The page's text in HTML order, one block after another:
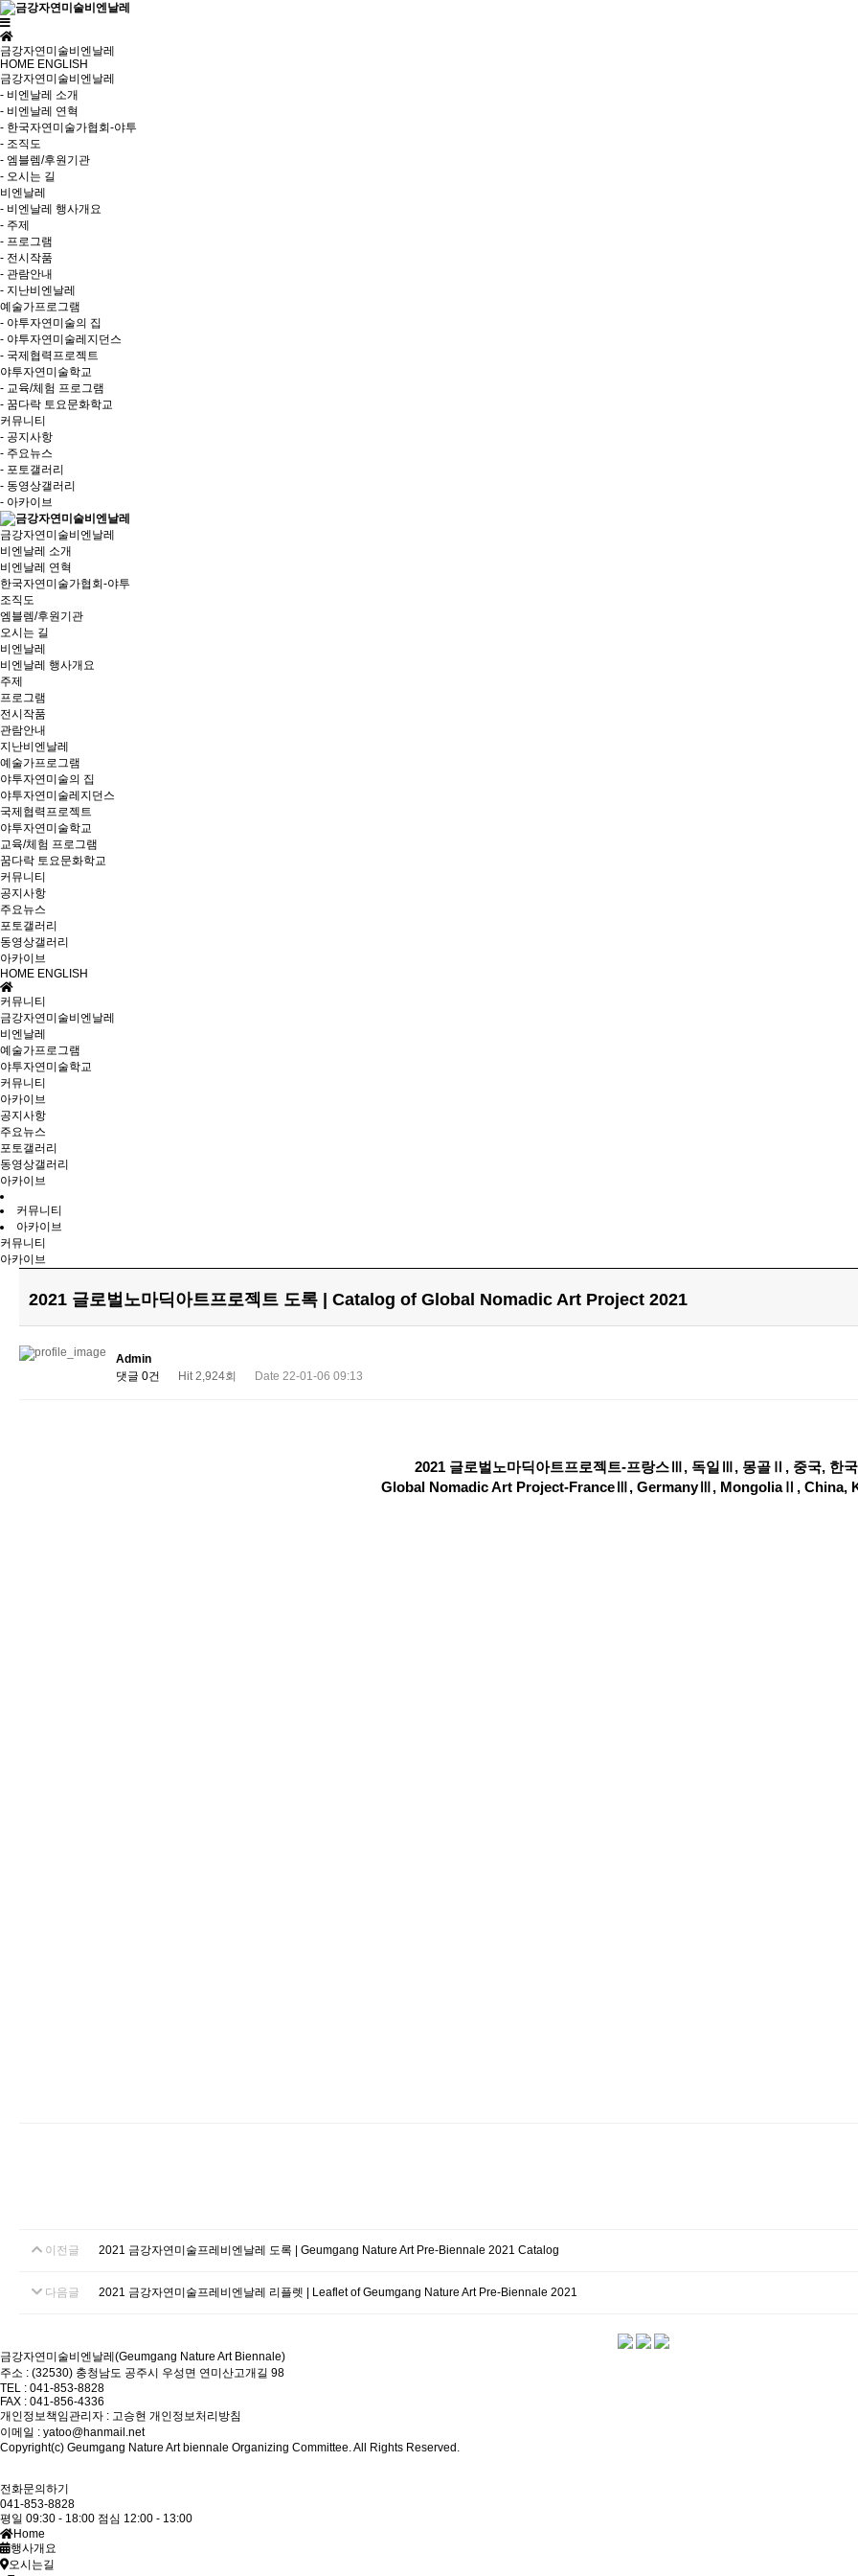
금강자연미술비엔날레
HOME ENGLISH
금강자연미술비엔날레
- 비엔날레 소개
- 비엔날레 연혁
- 한국자연미술가협회-야투
- 조직도
- 엠블렘/후원기관
- 오시는 길
비엔날레
- 비엔날레 행사개요
- 주제
- 프로그램
- 전시작품
- 관람안내
- 지난비엔날레
예술가프로그램
- 야투자연미술의 집
- 야투자연미술레지던스
- 국제협력프로젝트
야투자연미술학교
- 교육/체험 프로그램
- 꿈다락 토요문화학교
커뮤니티
- 공지사항
- 주요뉴스
- 포토갤러리
- 동영상갤러리
- 아카이브
금강자연미술비엔날레
비엔날레 소개
비엔날레 연혁
한국자연미술가협회-야투
조직도
엠블렘/후원기관
오시는 길
비엔날레
비엔날레 행사개요
주제
프로그램
전시작품
관람안내
지난비엔날레
예술가프로그램
야투자연미술의 집
야투자연미술레지던스
국제협력프로젝트
야투자연미술학교
교육/체험 프로그램
꿈다락 토요문화학교
커뮤니티
공지사항
주요뉴스
포토갤러리
동영상갤러리
아카이브
HOME ENGLISH
커뮤니티
금강자연미술비엔날레
비엔날레
예술가프로그램
야투자연미술학교
커뮤니티
아카이브
공지사항
주요뉴스
포토갤러리
동영상갤러리
아카이브
커뮤니티
아카이브
커뮤니티
아카이브
2021 글로벌노마딕아트프로젝트 도록 | Catalog of Global Nomadic Art Project 2021
Admin
댓글 0건
Hit 2,924회 Date 22-01-06 09:13
2021 글로벌노마딕아트프로젝트-프랑스Ⅲ, 독일Ⅲ, 몽골Ⅱ, 중국, 한
Global Nomadic Art Project-FranceⅢ, GermanyⅢ, MongoliaⅡ, China,
이전글 2021 금강자연미술프레비엔날레 도록 | Geumgang Nature Art Pre-Biennale 2021 Catalog
다음글 2021 금강자연미술프레비엔날레 리플렛 | Leaflet of Geumgang Nature Art Pre-Biennale 2021
금강자연미술비엔날레(Geumgang Nature Art Biennale)
주소 : (32530) 충청남도 공주시 우성면 연미산고개길 98
TEL : 041-853-8828
FAX : 041-856-4336
개인정보책임관리자 : 고승현 개인정보처리방침
이메일 : yatoo@hanmail.net
Copyright(c) Geumgang Nature Art biennale Organizing Committee. All Rights Reserved.
전화문의하기
041-853-8828
평일 09:30 - 18:00 점심 12:00 - 13:00
Home
행사개요
오시는길